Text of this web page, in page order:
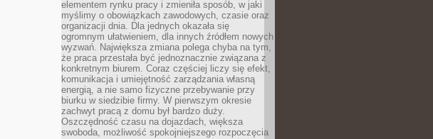
elementem rynku pracy i zmieniła sposób, w jaki
myślimy o obowiązkach zawodowych, czasie oraz
organizacji dnia. Dla jednych okazała się
ogromnym ułatwieniem, dla innych źródłem nowych
wyzwań. Największa zmiana polega chyba na tym,
że praca przestała być jednoznacznie związana z
konkretnym biurem. Coraz częściej liczy się efekt,
komunikacja i umiejętność zarządzania własną
energią, a nie samo fizyczne przebywanie przy
biurku w siedzibie firmy. W pierwszym okresie
zachwyt pracą z domu był bardzo duży.
Oszczędność czasu na dojazdach, większa
swoboda, możliwość spokojniejszego rozpoczęcia